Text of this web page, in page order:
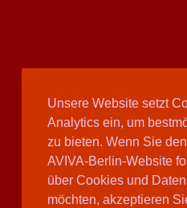
Unsere Website setzt
Analytics ein, um
zu bieten. Wenn Sie
AVIVA-Berlin-Website
über Cookies und
möchten, akzeptieren